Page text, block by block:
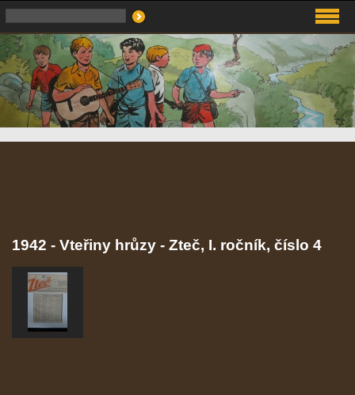
1942 - Vteřiny hrůzy - Zteč, I. ročník, číslo 4